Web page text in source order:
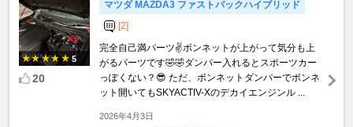
5
20
マツダ MAZDA3 ファストバックハイブリッド
[2]
完全自己満パーツ✌️ボンネットが上がって気分も上
がるパーツです🤣🤣ダンパー入れるとスポーツカー
っぽくない？😎 ただ、ボンネットダンパーでボンネ
ット開いてもSKYACTIV-Xのデカイエンジンル ...
2026年4月3日